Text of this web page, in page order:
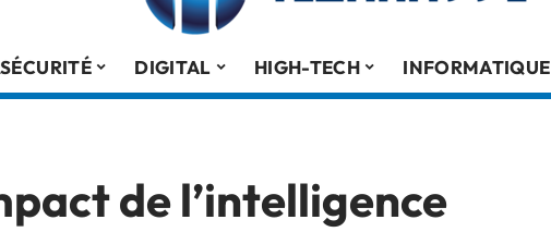
DIGITAL HIGH-TECH INFORMATIQUE
de l’intelligence